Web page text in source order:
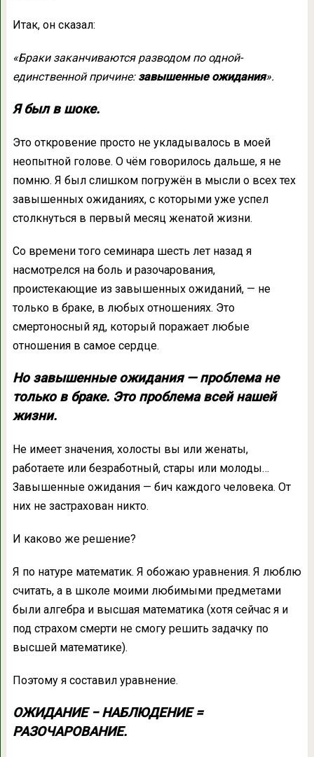
Итак, он сказал:
«Браки заканчиваются разводом по одной-
единственной причине: завышенные ожидания».
Я был в шоке.
Это откровение просто не укладывалось в моей
неопытной голове. О чём говорилось дальше, я не
помню. Я был слишком погружён в мысли о всех тех
завышенных ожиданиях, с которыми уже успел
столкнуться в первый месяц женатой жизни.
Со времени того семинара шесть лет назад я
насмотрелся на боль и разочарования,
проистекающие из завышенных ожиданий, — не
только в браке, в любых отношениях. Это
смертоносный яд, который поражает любые
отношения в самое сердце.
Но завышенные ожидания — проблема не
только в браке. Это проблема всей нашей
жизни.
Не имеет значения, холосты вы или женаты,
работаете или безработный, стары или молоды…
Завышенные ожидания — бич каждого человека. От
них не застрахован никто.
И каково же решение?
Я по натуре математик. Я обожаю уравнения. Я люблю
считать, а в школе моими любимыми предметами
были алгебра и высшая математика (хотя сейчас я и
под страхом смерти не смогу решить задачку по
высшей математике).
Поэтому я составил уравнение.
ОЖИДАНИЕ − НАБЛЮДЕНИЕ =
РАЗОЧАРОВАНИЕ.